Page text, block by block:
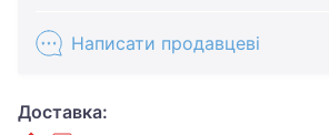
Написати продавцеві
Доставка: